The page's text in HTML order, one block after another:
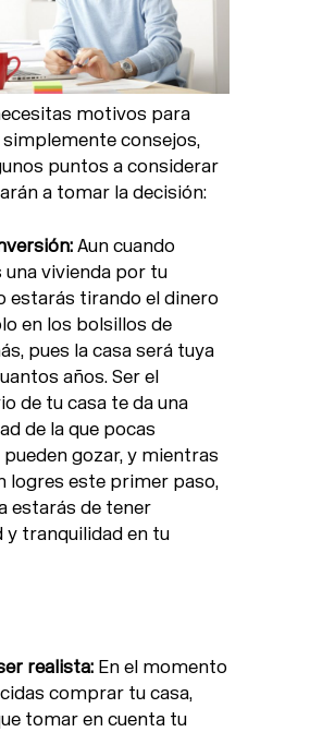
motivos para
consejos,
puntos a considerar
a tomar la decisión:
Aun cuando
una vivienda por tu
estarás tirando el dinero
en los bolsillos de
pues la casa será tuya
años. Ser el
de tu casa te da una
de la que pocas
gozar, y mientras
logres este primer paso,
estarás de tener
y tranquilidad en tu
realista: En el momento
comprar tu casa,
tomar en cuenta tu